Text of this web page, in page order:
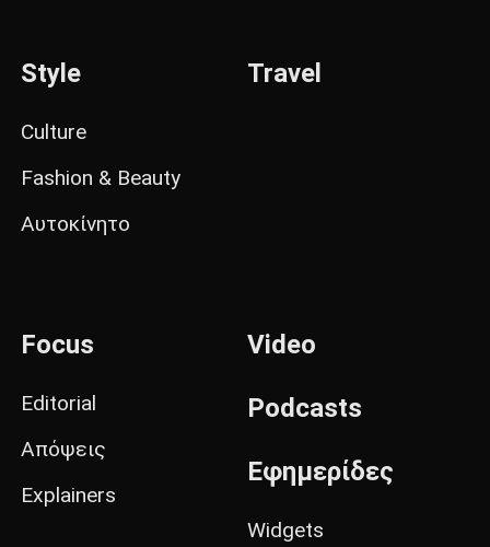
Style
Culture
Fashion & Beauty
Αυτοκίνητο
Travel
Focus
Editorial
Απόψεις
Explainers
Video
Podcasts
Εφημερίδες
Widgets